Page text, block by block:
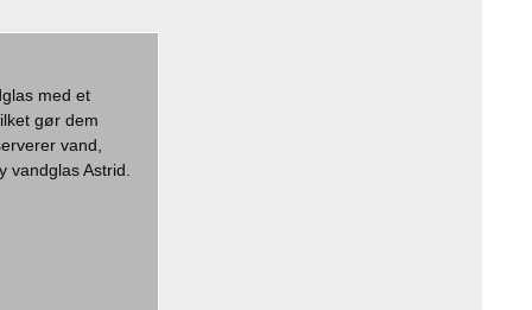
med et
gør dem
vand,
Astrid.